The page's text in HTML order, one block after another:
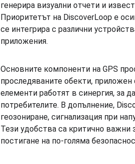
генерира визуални отчети и
Приоритетът на DiscoverLoop е
се интегрира с различни
приложения.
Основните компоненти на GPS
проследяваните обекти, приложен
елементи работят в синергия, за
потребителите. В допълнение,
геозониране, сигнализация при
Тези удобства са критично важни
постигане на по-голяма